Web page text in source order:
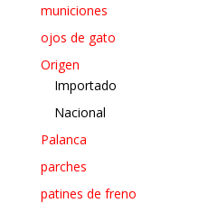
municiones
ojos de gato
Origen
Importado
Nacional
Palanca
parches
patines de freno